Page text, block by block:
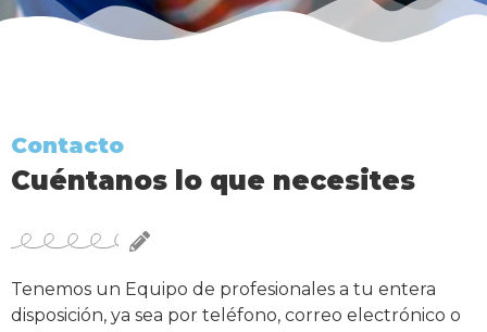
Contacto
Cuéntanos lo que necesites
Tenemos un Equipo de profesionales a tu entera
disposición, ya sea por teléfono, correo electrónico o